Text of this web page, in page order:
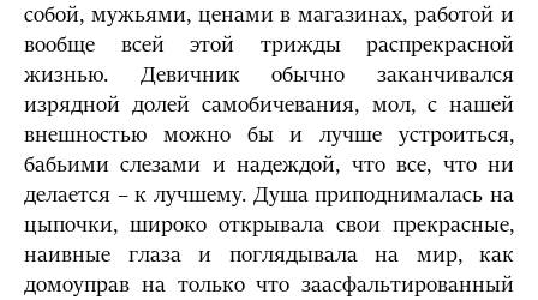
собой, мужьями, ценами в магазинах, работой и
вообще всей этой трижды распрекрасной
жизнью. Девичник обычно заканчивался
изрядной долей самобичевания, мол, с нашей
внешностью можно бы и лучше устроиться,
бабьими слезами и надеждой, что все, что ни
делается – к лучшему. Душа приподнималась на
цыпочки, широко открывала свои прекрасные,
наивные глаза и погляды­вала на мир, как
домоуправ на только что заасфальтированный